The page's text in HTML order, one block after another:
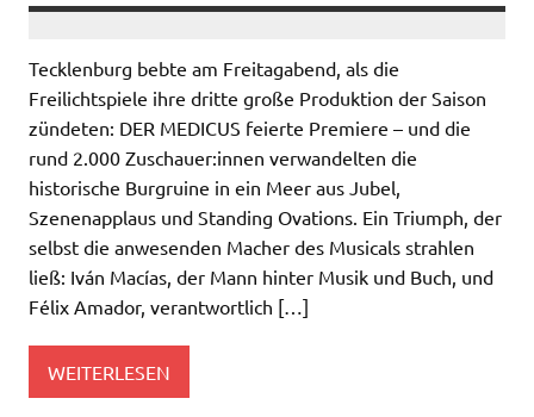
Tecklenburg bebte am Freitagabend, als die
Freilichtspiele ihre dritte große Produktion der Saison
zündeten: DER MEDICUS feierte Premiere – und die
rund 2.000 Zuschauer:innen verwandelten die
historische Burgruine in ein Meer aus Jubel,
Szenenapplaus und Standing Ovations. Ein Triumph, der
selbst die anwesenden Macher des Musicals strahlen
ließ: Iván Macías, der Mann hinter Musik und Buch, und
Félix Amador, verantwortlich […]
WEITERLESEN